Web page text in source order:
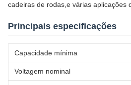
cadeiras de rodas,e várias aplicações
Principais especificações
Capacidade mínima
Voltagem nominal